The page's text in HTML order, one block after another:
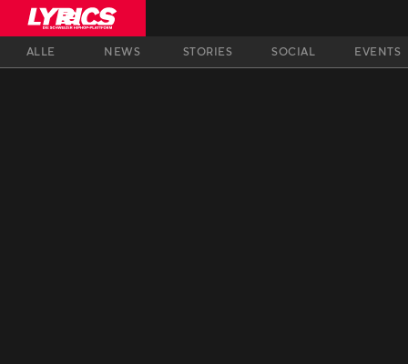
ALLE NEWS STORIES SOCIAL EVENTS